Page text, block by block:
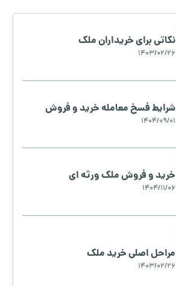
نکاتی برای خریداران ملک
1403/02/26
شرایط فسخ معامله خرید و فروش
1404/09/01
خرید و فروش ملک ورثه ای
1404/11/06
مراحل اصلی خرید ملک
1403/02/26